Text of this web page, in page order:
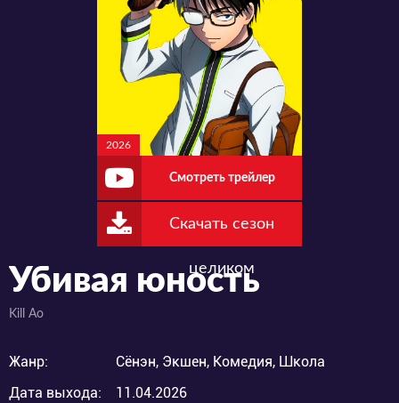
2026
Смотреть трейлер
Скачать сезон
целиком
Убивая юность
Kill Ao
Жанр:
Сёнэн, Экшен, Комедия, Школа
Дата выхода:
11.04.2026